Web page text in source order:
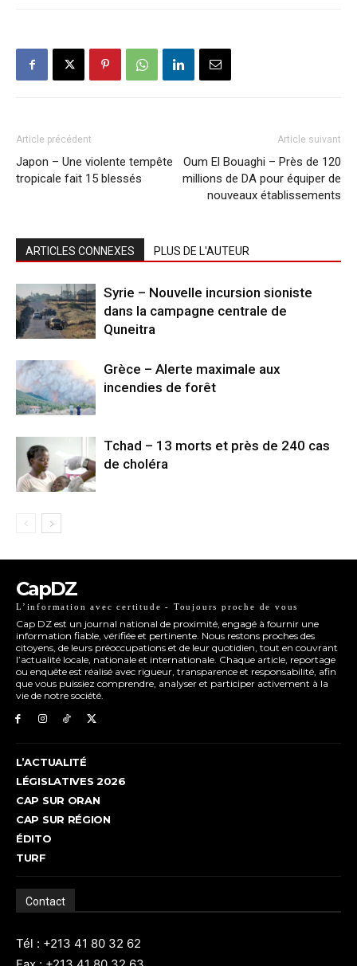
Article précédent
Japon – Une violente tempête
tropicale fait 15 blessés
Article suivant
Oum El Bouaghi – Près de 120
millions de DA pour équiper de
nouveaux établissements
ARTICLES CONNEXES PLUS DE L'AUTEUR
Syrie – Nouvelle incursion sioniste
dans la campagne centrale de
Quneitra
Grèce – Alerte maximale aux
incendies de forêt
Tchad – 13 morts et près de 240 cas
de choléra
CapDZ
L’information avec certitude - Toujours proche de vous
Cap DZ est un journal national de proximité, engagé à fournir une
information fiable, vérifiée et pertinente. Nous restons proches des
citoyens, de leurs préoccupations et de leur quotidien, tout en couvrant
l’actualité locale, nationale et internationale. Chaque article, reportage
ou enquête est réalisé avec rigueur, transparence et responsabilité, afin
que vous puissiez comprendre, analyser et participer activement à la
vie de notre société.
L’ACTUALITÉ
LÉGISLATIVES 2026
CAP SUR ORAN
CAP SUR RÉGION
ÉDITO
TURF
Contact
Tél : +213 41 80 32 62